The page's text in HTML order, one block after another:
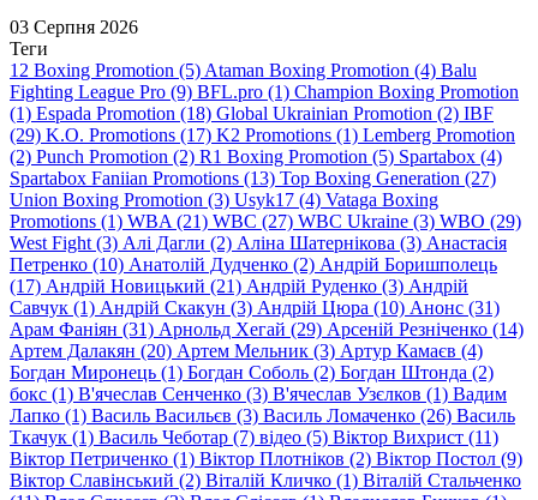
03 Серпня 2026
Теги
12 Boxing Promotion (5) Ataman Boxing Promotion (4) Balu
Fighting League Pro (9) BFL.pro (1) Champion Boxing Promotion
(1) Espada Promotion (18) Global Ukrainian Promotion (2) IBF
(29) K.O. Promotions (17) K2 Promotions (1) Lemberg Promotion
(2) Punch Promotion (2) R1 Boxing Promotion (5) Spartabox (4)
Spartabox Faniian Promotions (13) Top Boxing Generation (27)
Union Boxing Promotion (3) Usyk17 (4) Vataga Boxing
Promotions (1) WBA (21) WBC (27) WBC Ukraine (3) WBO (29)
West Fight (3) Алi Дагли (2) Алiна Шатернiкова (3) Анастасія
Петренко (10) Анатолій Дудченко (2) Андрій Боришполець
(17) Андрій Новицький (21) Андрій Руденко (3) Андрій
Савчук (1) Андрій Скакун (3) Андрій Цюра (10) Анонс (31)
Арам Фаніян (31) Арнольд Хегай (29) Арсеній Резніченко (14)
Артем Далакян (20) Артем Мельник (3) Артур Камаєв (4)
Богдан Миронець (1) Богдан Соболь (2) Богдан Штонда (2)
бокс (1) В'ячеслав Сенченко (3) В'ячеслав Узєлков (1) Вадим
Лапко (1) Василь Васильєв (3) Василь Ломаченко (26) Василь
Ткачук (1) Василь Чеботар (7) відео (5) Віктор Вихрист (11)
Віктор Петриченко (1) Віктор Плотніков (2) Віктор Постол (9)
Віктор Славінський (2) Віталій Кличко (1) Віталій Стальченко